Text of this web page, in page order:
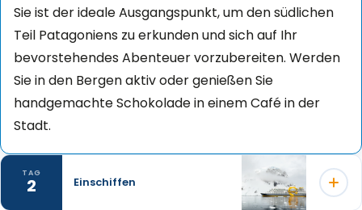
Sie ist der ideale Ausgangspunkt, um den südlichen
Teil Patagoniens zu erkunden und sich auf Ihr
bevorstehendes Abenteuer vorzubereiten. Werden
Sie in den Bergen aktiv oder genießen Sie
handgemachte Schokolade in einem Café in der
Stadt.
TAG
2 Einschiffen